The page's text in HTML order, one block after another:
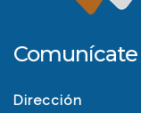
Dirección